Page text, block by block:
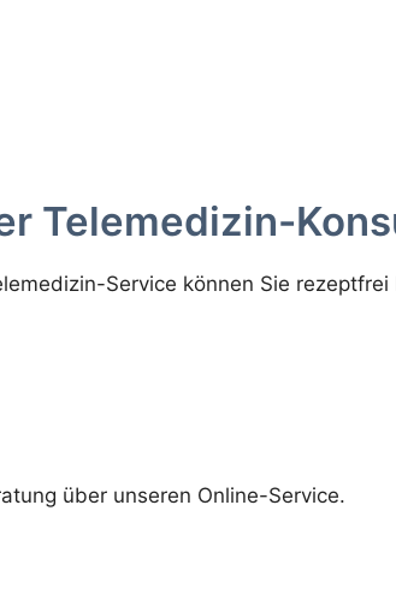
Telemedizin-
Service können Sie rezeptfrei
über unseren Online-Service.